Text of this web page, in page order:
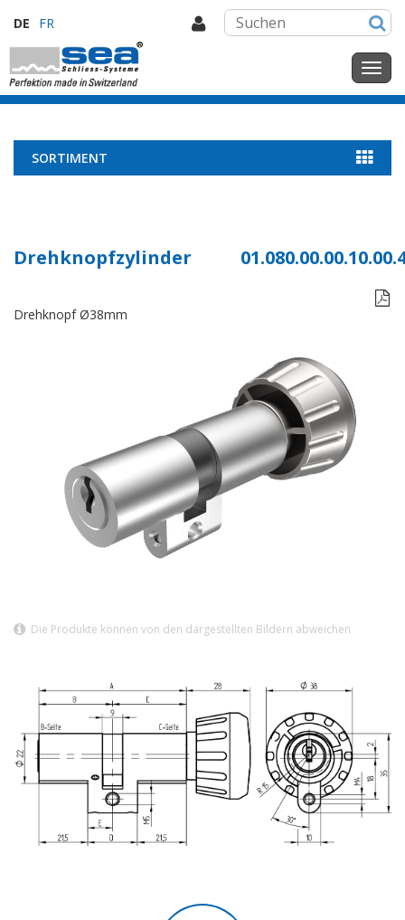
DE FR
SORTIMENT
Drehknopfzylinder

Drehknopf Ø38mm
Die Produkte können von den dargestellten Bildern abweichen